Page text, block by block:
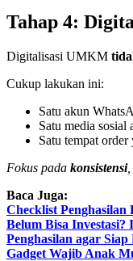
Tahap 4:
Digitalisasi UMKM
Cukup lakukan ini:
Satu akun
Satu media sosial
Satu tempat order
Fokus pada konsistensi,
Baca Juga:
Checklist Penghasilan
Belum Bisa
Penghasilan agar Siap
Gadget Wajib Anak